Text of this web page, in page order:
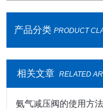
产品分类 PRODUCT
相关文章 RELATED
氨气减压阀的使用方法